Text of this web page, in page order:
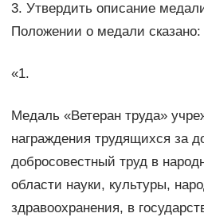
3. Утвердить описание
Положении о медали сказано:
«1.
Медаль «Ветеран труда»
награждения трудящихся за
добросовестный труд в
области науки, культуры,
здравоохранения, в